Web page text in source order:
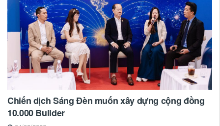
Chiến dịch Sáng Đèn muốn xây dựng cộng đồng
10.000 Builder